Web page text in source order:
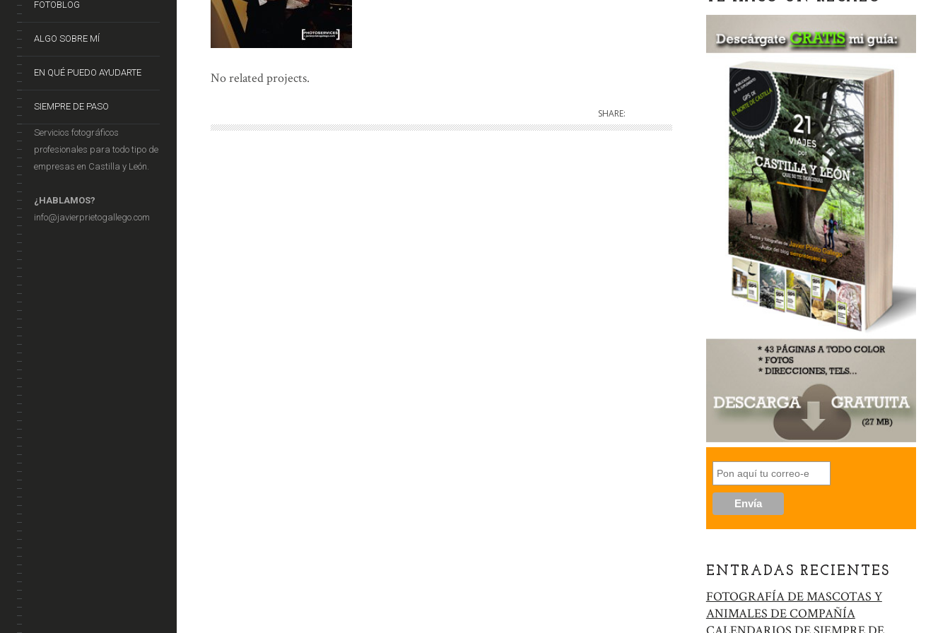
FOTOBLOG
ALGO SOBRE MÍ
EN QUÉ PUEDO AYUDARTE
SIEMPRE DE PASO
Servicios fotográficos
profesionales para todo tipo de
empresas en Castilla y León.
¿HABLAMOS?
info@javierprietogallego.com
No related projects.
SHARE:
ENTRADAS RECIENTES
FOTOGRAFÍA DE MASCOTAS Y
ANIMALES DE COMPAÑÍA